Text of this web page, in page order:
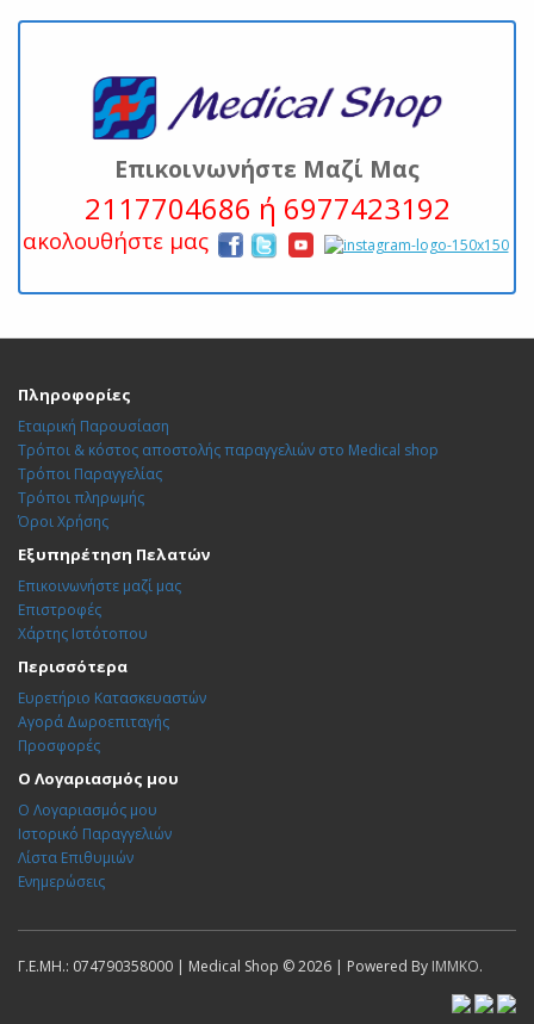
Επικοινωνήστε Μαζί Μας
2117704686 ή 6977423192
ακολουθήστε μας
Πληροφορίες
Εταιρική Παρουσίαση
Τρόποι & κόστος αποστολής παραγγελιών στο Medical shop
Τρόποι Παραγγελίας
Τρόποι πληρωμής
Όροι Χρήσης
Εξυπηρέτηση Πελατών
Επικοινωνήστε μαζί μας
Επιστροφές
Χάρτης Ιστότοπου
Περισσότερα
Ευρετήριο Κατασκευαστών
Αγορά Δωροεπιταγής
Προσφορές
Ο Λογαριασμός μου
Ο Λογαριασμός μου
Ιστορικό Παραγγελιών
Λίστα Επιθυμιών
Ενημερώσεις
Γ.Ε.ΜΗ.: 074790358000 | Medical Shop © 2026 | Powered By IMMKO.